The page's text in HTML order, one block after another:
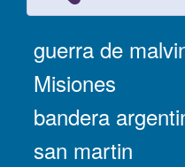
guerra de
Misiones
bandera
san martin